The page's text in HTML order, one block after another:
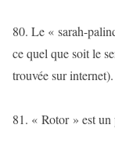
80. Le « sarah-
ce quel que soit le
trouvée sur internet).
81. « Rotor » est